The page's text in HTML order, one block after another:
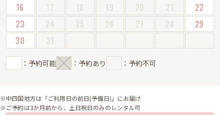
16
17 18 19 20 21
22
23
24 25 26 27 28
29
30
31
：予約可能 ：予約あり ：予約不可
※中四国地方は「ご利用日の前日(予備日)」にお届け
※ご予約は3か月前から、土日祝日のみのレンタル可